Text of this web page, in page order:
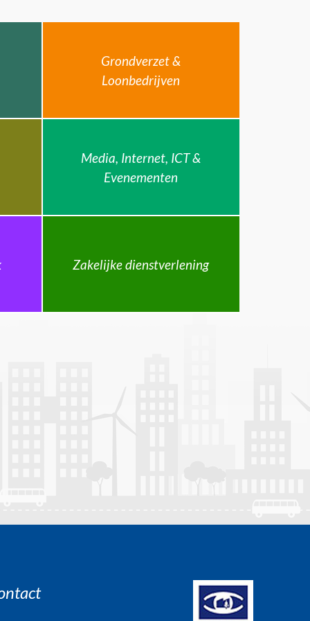
Grondverzet &
Loonbedrijven
Media, Internet, ICT &
Evenementen
Zakelijke dienstverlening